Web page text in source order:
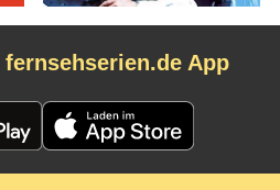
fernsehserien.de App